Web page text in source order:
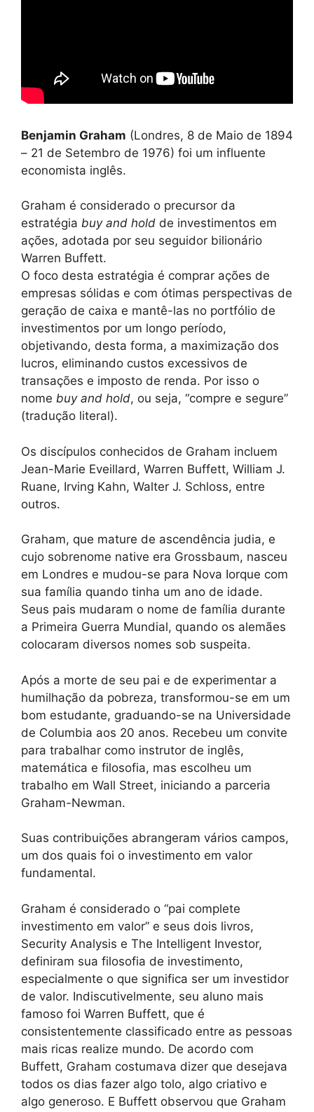
Benjamin Graham (Londres, 8 de Maio de 1894
– 21 de Setembro de 1976) foi um influente
economista inglês.
Graham é considerado o precursor da
estratégia buy and hold de investimentos em
ações, adotada por seu seguidor bilionário
Warren Buffett.
O foco desta estratégia é comprar ações de
empresas sólidas e com ótimas perspectivas de
geração de caixa e mantê-las no portfólio de
investimentos por um longo período,
objetivando, desta forma, a maximização dos
lucros, eliminando custos excessivos de
transações e imposto de renda. Por isso o
nome buy and hold, ou seja, “compre e segure”
(tradução literal).
Os discípulos conhecidos de Graham incluem
Jean-Marie Eveillard, Warren Buffett, William J.
Ruane, Irving Kahn, Walter J. Schloss, entre
outros.
Graham, que mature de ascendência judia, e
cujo sobrenome native era Grossbaum, nasceu
em Londres e mudou-se para Nova Iorque com
sua família quando tinha um ano de idade.
Seus pais mudaram o nome de família durante
a Primeira Guerra Mundial, quando os alemães
colocaram diversos nomes sob suspeita.
Após a morte de seu pai e de experimentar a
humilhação da pobreza, transformou-se em um
bom estudante, graduando-se na Universidade
de Columbia aos 20 anos. Recebeu um convite
para trabalhar como instrutor de inglês,
matemática e filosofia, mas escolheu um
trabalho em Wall Street, iniciando a parceria
Graham-Newman.
Suas contribuições abrangeram vários campos,
um dos quais foi o investimento em valor
fundamental.
Graham é considerado o “pai complete
investimento em valor” e seus dois livros,
Security Analysis e The Intelligent Investor,
definiram sua filosofia de investimento,
especialmente o que significa ser um investidor
de valor. Indiscutivelmente, seu aluno mais
famoso foi Warren Buffett, que é
consistentemente classificado entre as pessoas
mais ricas realize mundo. De acordo com
Buffett, Graham costumava dizer que desejava
todos os dias fazer algo tolo, algo criativo e
algo generoso. E Buffett observou que Graham